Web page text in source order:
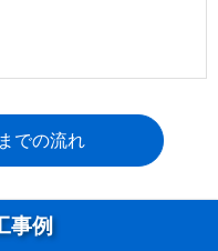
での流れ
事例